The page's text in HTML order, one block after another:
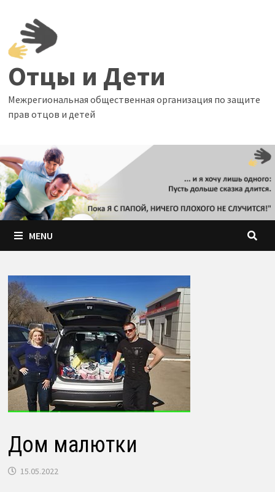
content
Отцы и Дети
Межрегиональная общественная организация по защите
прав отцов и детей
MENU
Дом малютки
15.05.2022